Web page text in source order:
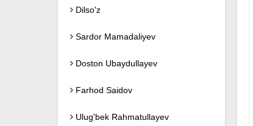
Dilso'z
Sardor Mamadaliyev
Doston Ubaydullayev
Farhod Saidov
Ulug'bek Rahmatullayev